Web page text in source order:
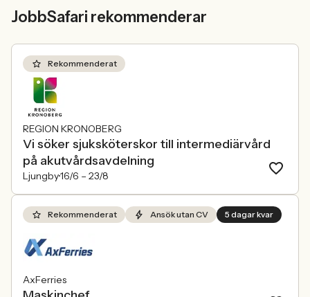
JobbSafari rekommenderar
Rekommenderat
REGION KRONOBERG
Vi söker sjuksköterskor till intermediärvård
på akutvårdsavdelning
Ljungby16/6 – 23/8
Rekommenderat Ansök utan CV 5 dagar kvar
AxFerries